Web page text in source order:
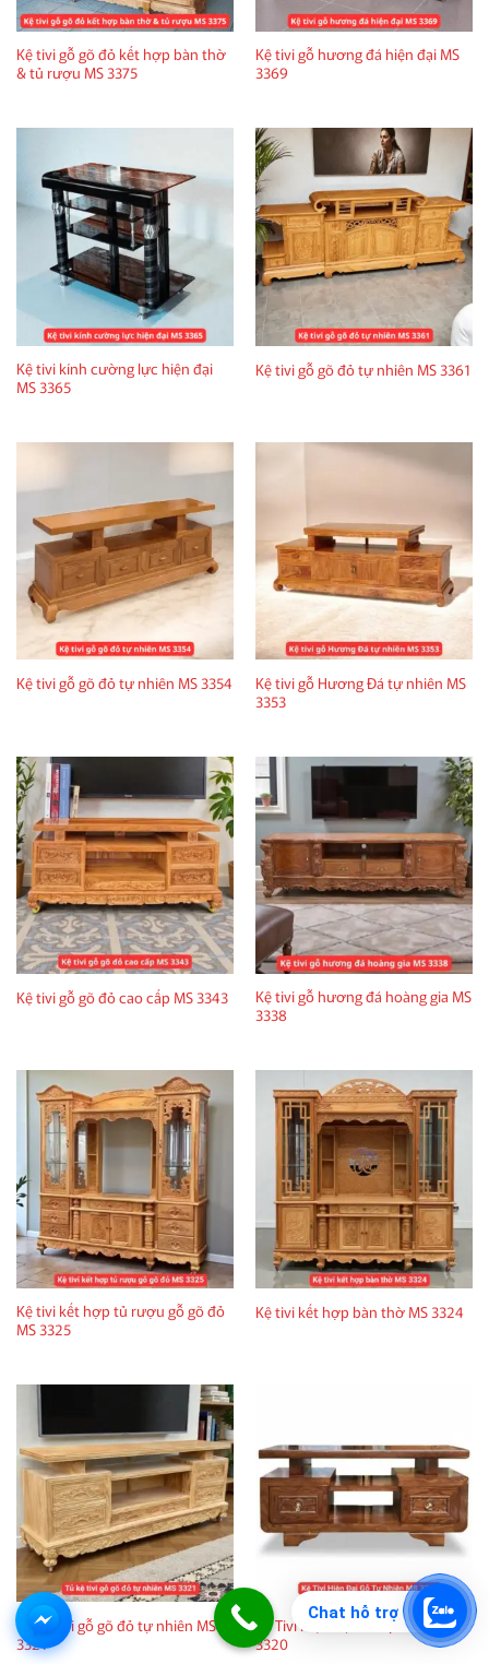
Chat hỗ trợ
Kệ tivi gỗ gõ đỏ kết hợp bàn thờ
& tủ rượu MS 3375
Kệ tivi gỗ hương đá hiện đại MS
3369
Kệ tivi kính cường lực hiện đại
MS 3365
Kệ tivi gỗ gõ đỏ tự nhiên MS 3361
Kệ tivi gỗ gõ đỏ tự nhiên MS 3354
Kệ tivi gỗ Hương Đá tự nhiên MS
3353
Kệ tivi gỗ gõ đỏ cao cấp MS 3343
Kệ tivi gỗ hương đá hoàng gia MS
3338
Kệ tivi kết hợp tủ rượu gỗ gõ đỏ
MS 3325
Kệ tivi kết hợp bàn thờ MS 3324
Tủ kệ tivi gỗ gõ đỏ tự nhiên MS
3321
Kệ Tivi Hiện Đại Gỗ Tự Nhiên MS
3320